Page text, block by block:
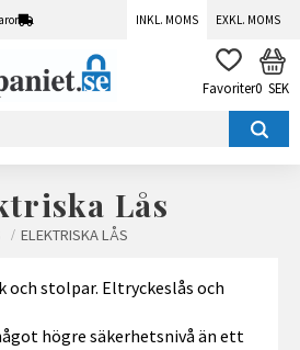
INKL. MOMS EXKL. MOMS
FAVORITER
0 SEK
Lås
ELEKTRISKA LÅS
och stolpar. Eltryckeslås och
högre säkerhetsnivå än ett